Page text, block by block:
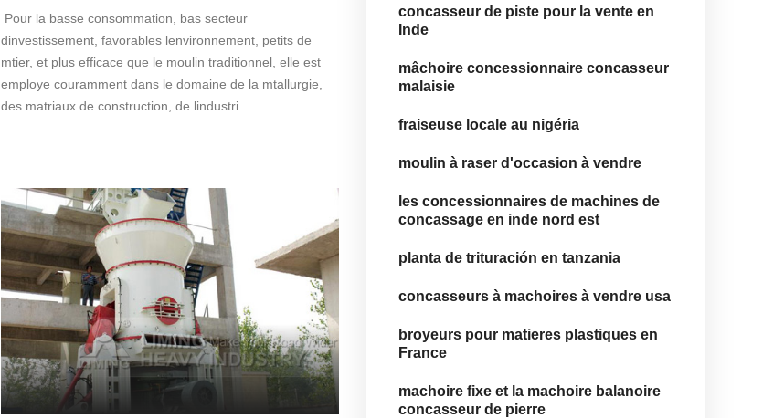
Pour la basse consommation, bas secteur
dinvestissement, favorables lenvironnement, petits de
mtier, et plus efficace que le moulin traditionnel, elle est
employe couramment dans le domaine de la mtallurgie,
des matriaux de construction, de lindustri
concasseur de piste pour la vente en
Inde
mâchoire concessionnaire concasseur
malaisie
fraiseuse locale au nigéria
moulin à raser d'occasion à vendre
les concessionnaires de machines de
concassage en inde nord est
planta de trituración en tanzania
concasseurs à machoires à vendre usa
broyeurs pour matieres plastiques en
France
machoire fixe et la machoire balanoire
concasseur de pierre